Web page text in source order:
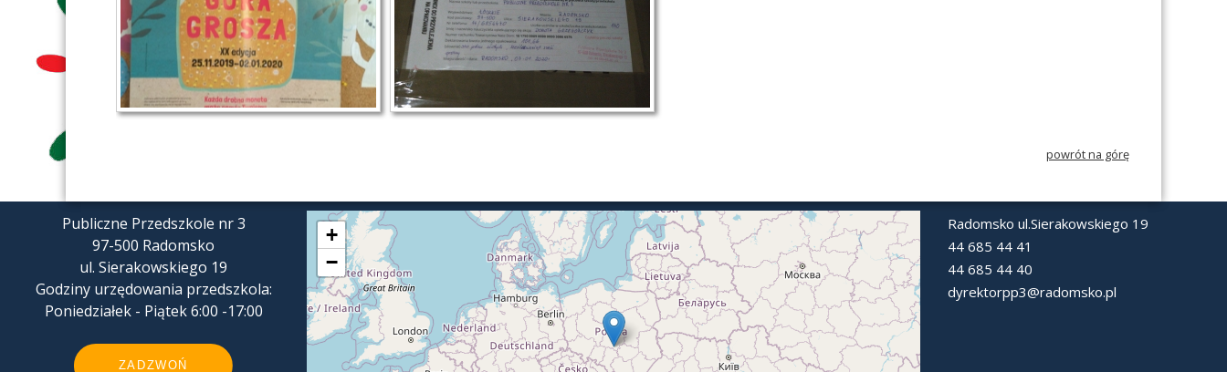
powrót na górę
Publiczne Przedszkole nr 3
97-500 Radomsko
ul. Sierakowskiego 19
Godziny urzędowania przedszkola:
Poniedziałek - Piątek 6:00 -17:00
ZADZWOŃ
+
−
Radomsko ul.Sierakowskiego 19
44 685 44 41
44 685 44 40
dyrektorpp3@radomsko.pl